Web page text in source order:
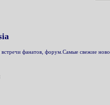
фанатов, форум.Самые свежие